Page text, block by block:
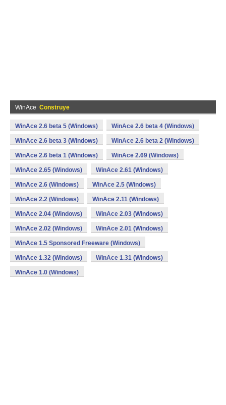
WinAce Construye
WinAce 2.6 beta 5 (Windows) WinAce 2.6 beta 4 (Windows)
WinAce 2.6 beta 3 (Windows) WinAce 2.6 beta 2 (Windows)
WinAce 2.6 beta 1 (Windows) WinAce 2.69 (Windows)
WinAce 2.65 (Windows) WinAce 2.61 (Windows)
WinAce 2.6 (Windows) WinAce 2.5 (Windows)
WinAce 2.2 (Windows) WinAce 2.11 (Windows)
WinAce 2.04 (Windows) WinAce 2.03 (Windows)
WinAce 2.02 (Windows) WinAce 2.01 (Windows)
WinAce 1.5 Sponsored Freeware (Windows)
WinAce 1.32 (Windows) WinAce 1.31 (Windows)
WinAce 1.0 (Windows)